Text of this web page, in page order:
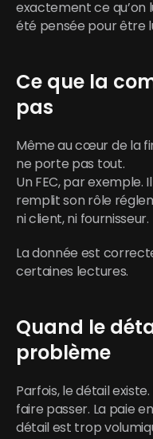
exactement ce qu’on
été pensée pour être
Ce que la
pas
Même au cœur de la
ne porte pas tout.
Un FEC, par exemple.
remplit son rôle
ni client, ni fournisseur.
La donnée est
certaines lectures.
Quand le
problème
Parfois, le détail
faire passer. La paie
détail est trop